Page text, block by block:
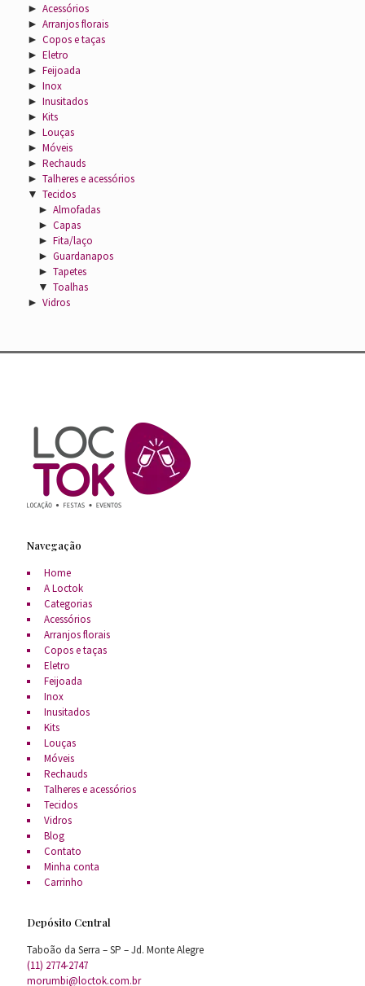
► Acessórios
► Arranjos florais
► Copos e taças
► Eletro
► Feijoada
► Inox
► Inusitados
► Kits
► Louças
► Móveis
► Rechauds
► Talheres e acessórios
▼ Tecidos
► Almofadas
► Capas
► Fita/laço
► Guardanapos
► Tapetes
▼ Toalhas
► Vidros
Navegação
Home
A Loctok
Categorias
Acessórios
Arranjos florais
Copos e taças
Eletro
Feijoada
Inox
Inusitados
Kits
Louças
Móveis
Rechauds
Talheres e acessórios
Tecidos
Vidros
Blog
Contato
Minha conta
Carrinho
Depósito Central
Taboão da Serra – SP – Jd. Monte Alegre
(11) 2774-2747
morumbi@loctok.com.br